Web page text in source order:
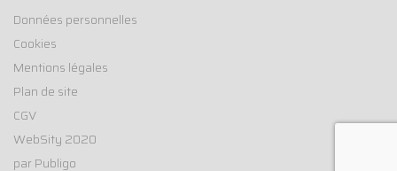
Données personnelles
Cookies
Mentions légales
Plan de site
CGV
WebSity 2020
par Publigo